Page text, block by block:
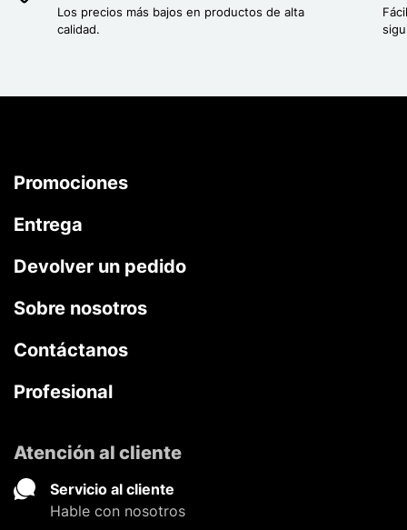
Los precios más bajos en productos de alta
calidad.
Promociones
Entrega
Devolver un pedido
Sobre nosotros
Contáctanos
Profesional
Atención al cliente
Servicio al cliente
Hable con nosotros